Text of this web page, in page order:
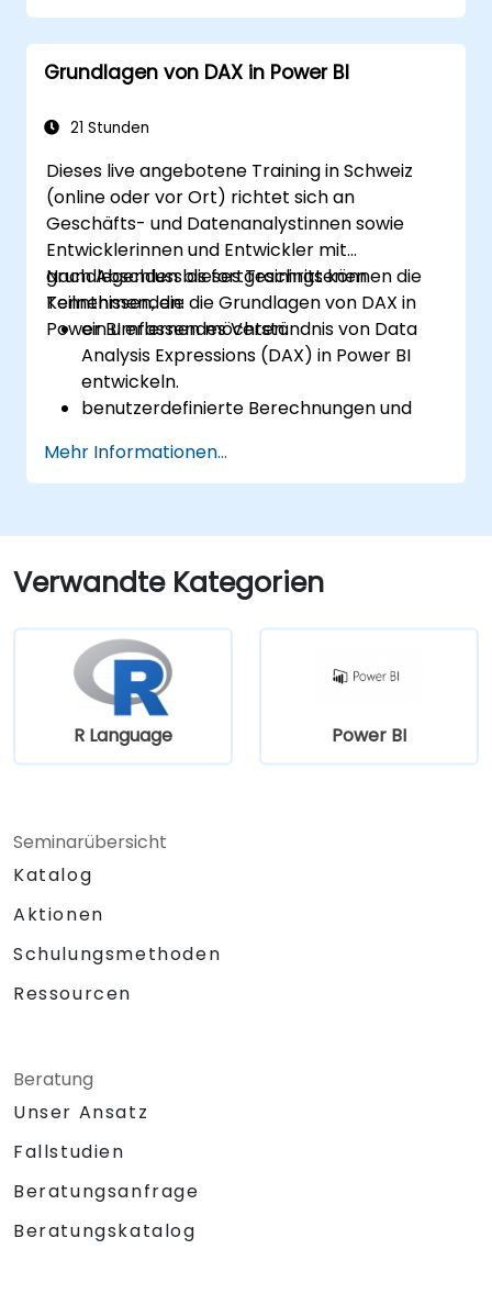
Grundlagen von DAX in Power BI
21 Stunden
Dieses live angebotene Training in Schweiz
(online oder vor Ort) richtet sich an
Geschäfts- und Datenanalystinnen sowie
Entwicklerinnen und Entwickler mit
grundlegenden bis fortgeschrittenen
Kenntnissen, die die Grundlagen von DAX in
Power BI erlernen möchten.
Nach Abschluss dieses Trainings können die
Teilnehmenden:
ein umfassendes Verständnis von Data
Analysis Expressions (DAX) in Power BI
entwickeln.
benutzerdefinierte Berechnungen und
zu analysieren und Erkenntnisse
abzuleiten.
DAX-Performance kennen.
Mehr Informationen...
Verwandte Kategorien
R Language Power BI
Seminarübersicht
Katalog
Aktionen
Schulungsmethoden
Ressourcen
Beratung
Unser Ansatz
Fallstudien
Beratungsanfrage
Beratungskatalog